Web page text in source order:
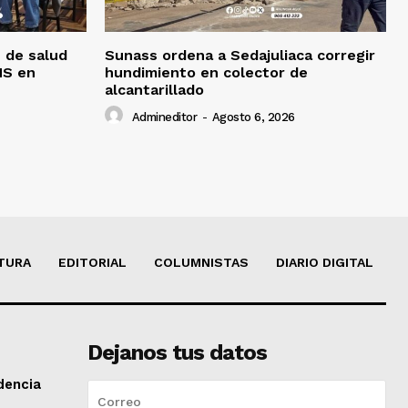
de salud
en
Sunass ordena a Sedajuliaca corregir
hundimiento en colector de
alcantarillado
Admineditor - Agosto 6, 2026
EDITORIAL COLUMNISTAS DIARIO DIGITAL
Dejanos tus datos